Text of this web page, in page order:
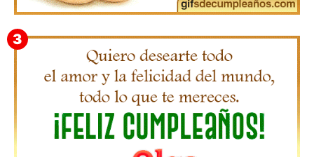
Gifs Feliz Cumpleaños Octavio